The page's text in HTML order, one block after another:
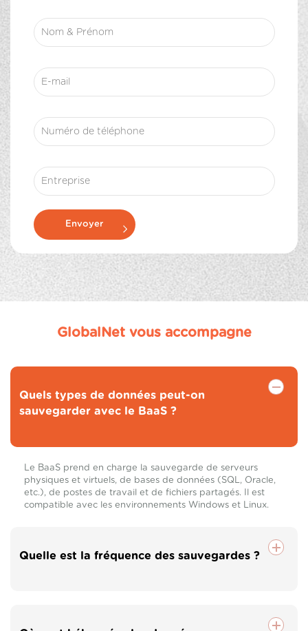
Envoyer
GlobalNet vous accompagne
Quels types de données peut-on
sauvegarder avec le BaaS ?
Le BaaS prend en charge la sauvegarde de serveurs
physiques et virtuels, de bases de données (SQL, Oracle,
etc.), de postes de travail et de fichiers partagés. Il est
compatible avec les environnements Windows et Linux.
Quelle est la fréquence des sauvegardes ?